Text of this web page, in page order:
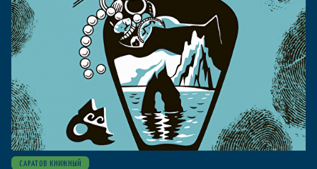
САРАТОВ КНИЖНЫЙ